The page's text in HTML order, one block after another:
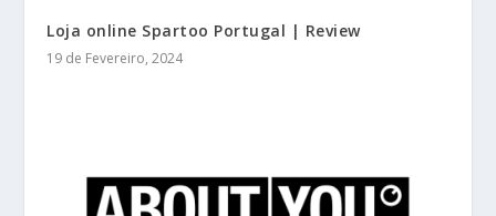
Loja online Spartoo Portugal | Review
19 de Fevereiro, 2024